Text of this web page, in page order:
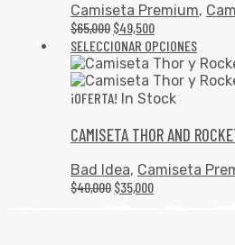
Camiseta Premium,
$65,000 $49,500
SELECCIONAR OPCIONES
¡OFERTA! In Stock
CAMISETA THOR AND
Bad Idea, Camiseta
$40,000 $35,000